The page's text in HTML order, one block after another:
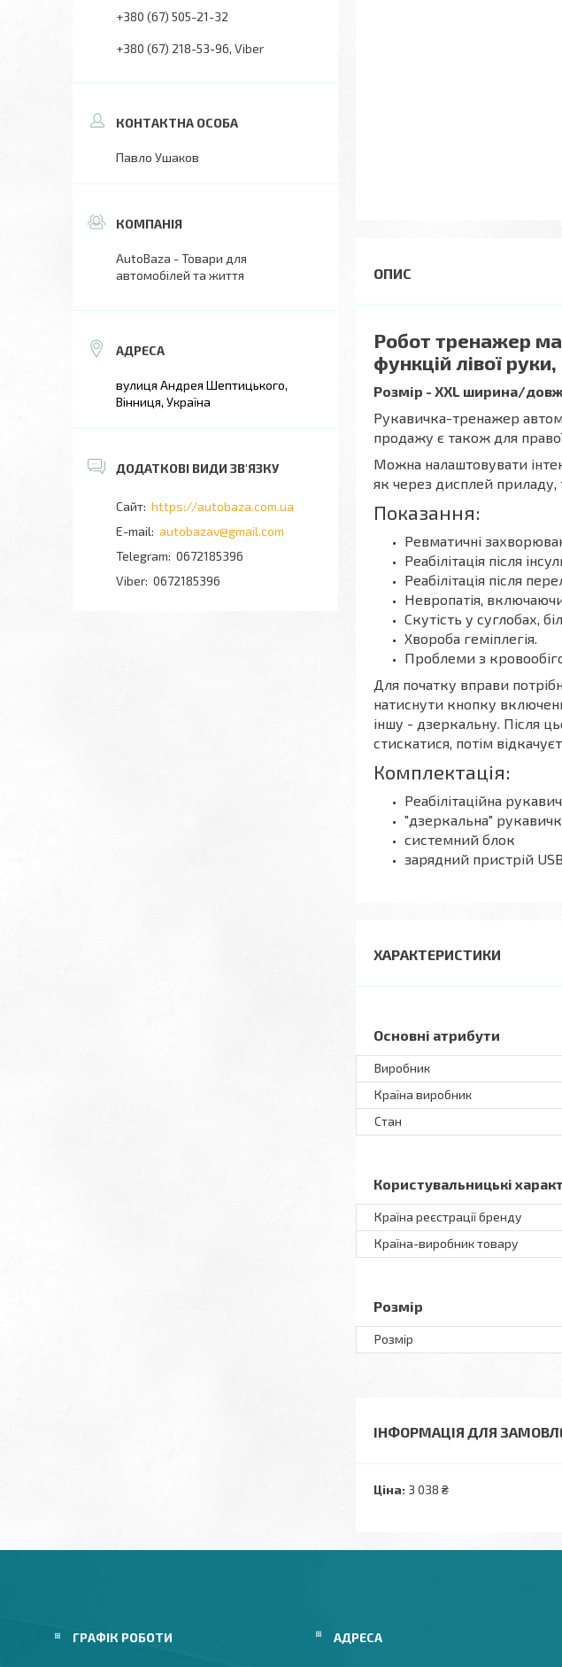
Робот тренажер
функцій лівої
Розмір - XXL ширина/
Рукавичка-тренажер
продажу є також для
Можна налаштовувати
як через дисплей
Показання:
Ревматичні
Реабілітація після
Реабілітація після
Невропатія,
Скутість у суглобах,
Хвороба геміплегія.
Проблеми з
Для початку вправи
натиснути кнопку
іншу - дзеркальну. Після
стискатися, потім
Комплектація:
Реабілітаційна
"дзеркальна"
системний блок
зарядний пристрій
ХАРАКТЕРИСТИКИ
Основні атрибути
Виробник
Країна виробник
Стан
Користувальницькі
Країна реєстрації бренду
Країна-виробник товару
Розмір
Розмір
ІНФОРМАЦІЯ ДЛЯ
Ціна: 3 038 ₴
+380 (67) 505-21-32
+380 (67) 218-53-96 Viber
Павло Ушаков
AutoBaza - Товари для
автомобілей та життя
вулиця Андрея Шептицького,
Вінниця, Україна
https://autobaza.com.ua
autobazav@gmail.com
0672185396
0672185396
ГРАФІК РОБОТИ